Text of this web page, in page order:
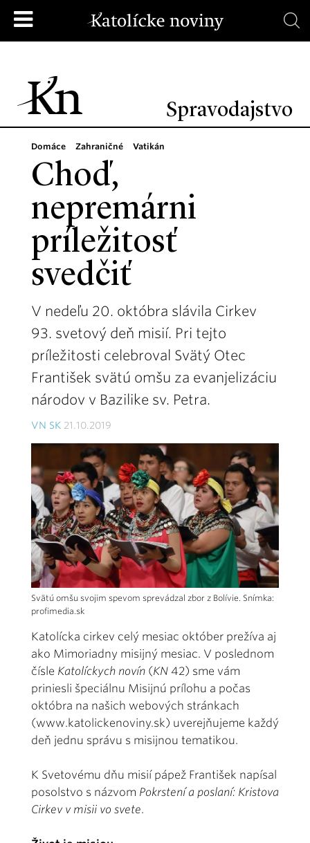
Spravodajstvo
Domáce Zahraničné Vatikán
Choď,
nepremárni
príležitosť
svedčiť
V nedeľu 20. októbra slávila Cirkev
93. svetový deň misií. Pri tejto
príležitosti celebroval Svätý Otec
František svätú omšu za evanjelizáciu
národov v Bazilike sv. Petra.
VN SK 21.10.2019
Svätú omšu svojim spevom sprevádzal zbor z Bolívie. Snímka:
profimedia.sk
Katolícka cirkev celý mesiac október prežíva aj
ako Mimoriadny misijný mesiac. V poslednom
čísle Katolíckych novín (KN 42) sme vám
priniesli špeciálnu Misijnú prílohu a počas
októbra na našich webových stránkach
(www.katolickenoviny.sk) uverejňujeme každý
deň jednu správu s misijnou tematikou.
K Svetovému dňu misií pápež František napísal
posolstvo s názvom Pokrstení a poslaní: Kristova
Cirkev v misii vo svete.